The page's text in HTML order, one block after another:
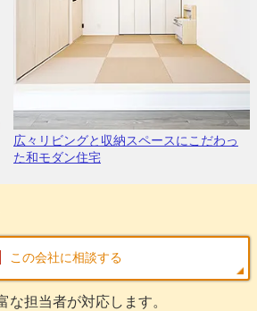
広々リビングと収納スペースにこだわっ
た和モダン住宅
この会社に相談する
担当者が対応します。